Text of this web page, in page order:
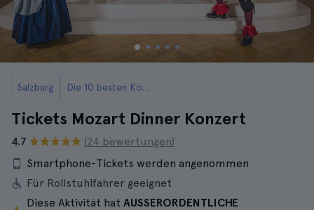
Salzburg Die 10 besten Konzerte in Salzburg
Tickets Mozart Dinner Konzert
4.7
(24 bewertungen)
Smartphone-Tickets werden angenommen
Für Rollstuhlfahrer geeignet
Diese Aktivität hat AUSSERORDENTLICHE